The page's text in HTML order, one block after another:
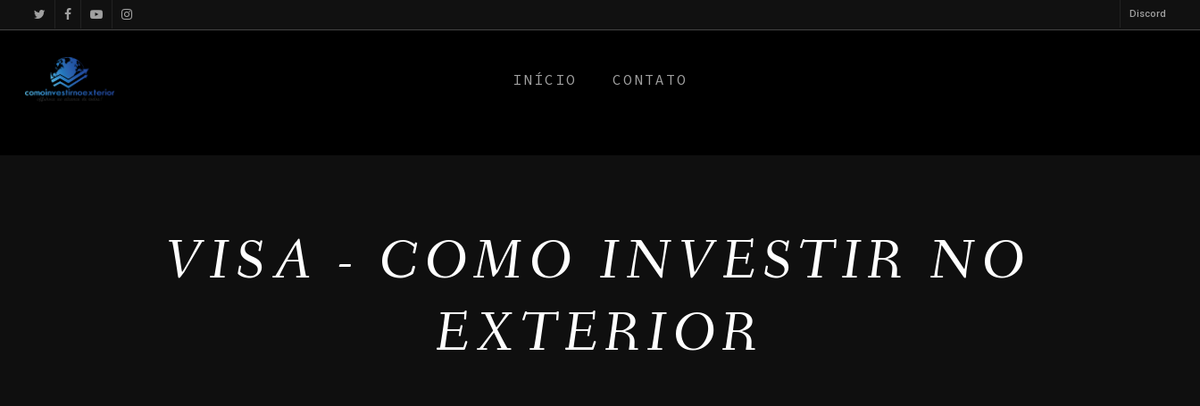
google.com, pub-4867156501875488, DIRECT, f08c47fec0942fa0 Discord
INÍCIO CONTATO
VISA - COMO INVESTIR NO
EXTERIOR